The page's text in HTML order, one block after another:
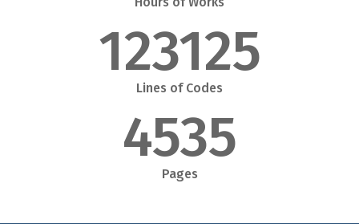
123125
Lines of Codes
4535
Pages